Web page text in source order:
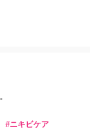
ニキビケア